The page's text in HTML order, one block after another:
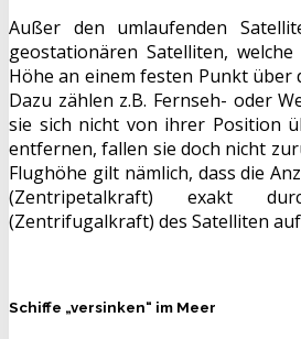
Außer den umlaufenden
geostationären Satelliten,
Höhe an einem festen Punkt über
Dazu zählen z.B. Fernseh- oder
sie sich nicht von ihrer Position
entfernen, fallen sie doch nicht
Flughöhe gilt nämlich, dass die
(Zentripetalkraft) exakt
(Zentrifugalkraft) des Satelliten
Schiffe „versinken“ im Meer